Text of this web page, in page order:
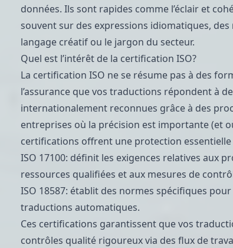
données. Ils sont rapides comme l’éclair et
souvent sur des expressions idiomatiques,
langage créatif ou le jargon du secteur.
Quel est l’intérêt de la certification ISO?
La certification ISO ne se résume pas à des
l’assurance que vos traductions répondent à
internationalement reconnues grâce à des
entreprises où la précision est importante (et
certifications offrent une protection essentielle
ISO 17100: définit les exigences relatives aux
ressources qualifiées et aux mesures de
ISO 18587: établit des normes spécifiques
traductions automatiques.
Ces certifications garantissent que vos
contrôles qualité rigoureux via des flux de